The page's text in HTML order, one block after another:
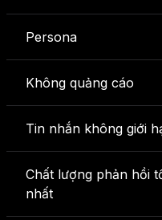
Persona
Không quảng cáo
Tin nhắn không giới
Chất lượng phản hồi
nhất